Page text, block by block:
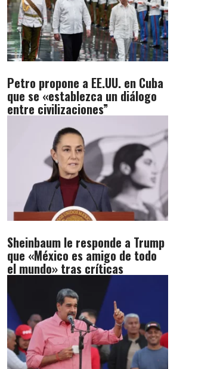
Petro propone a EE.UU. en Cuba
que se «establezca un diálogo
entre civilizaciones”
Sheinbaum le responde a Trump
que «México es amigo de todo
el mundo» tras críticas